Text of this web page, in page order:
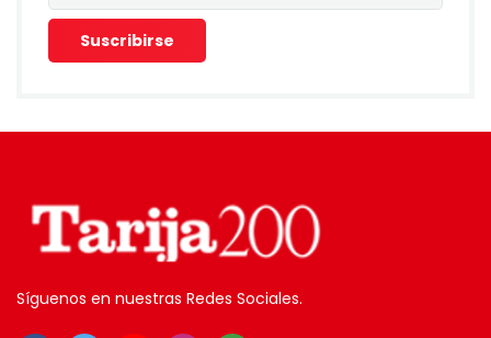
Síguenos en nuestras Redes Sociales.